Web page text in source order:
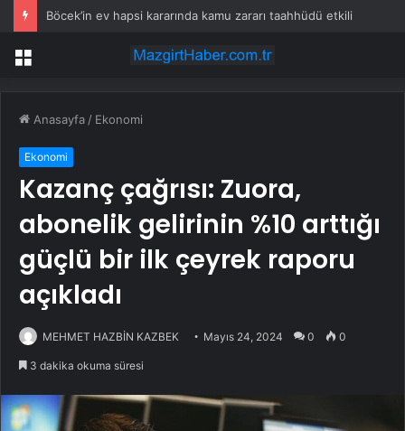
Böcek’in ev hapsi kararında kamu zararı taahhüdü etkili
Menü
Anasayfa / Ekonomi
Ekonomi
Kazanç çağrısı: Zuora,
abonelik gelirinin %10 arttığı
güçlü bir ilk çeyrek raporu
açıkladı
MEHMET HAZBİN KAZBEK Mayıs 24, 2024 0 0
3 dakika okuma süresi